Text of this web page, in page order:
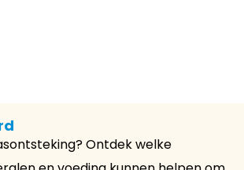
Ontdek welke